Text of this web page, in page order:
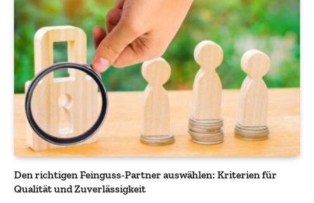
Den richtigen Feinguss-Partner auswählen: Kriterien für
Qualität und Zuverlässigkeit